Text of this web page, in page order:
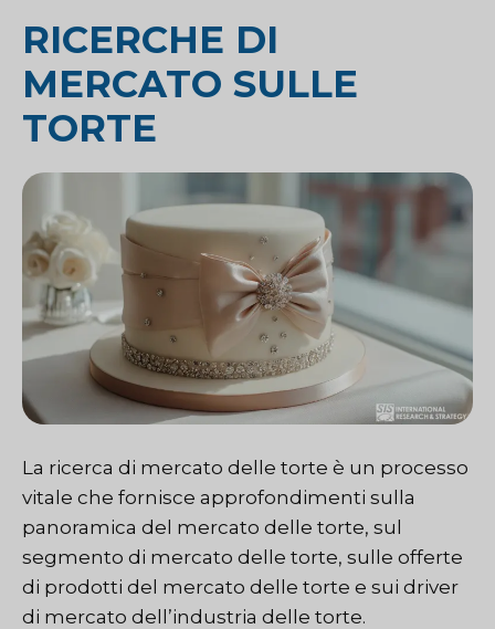
RICERCHE DI
MERCATO SULLE
TORTE
La ricerca di mercato delle torte è un processo
vitale che fornisce approfondimenti sulla
panoramica del mercato delle torte, sul
segmento di mercato delle torte, sulle offerte
di prodotti del mercato delle torte e sui driver
di mercato dell’industria delle torte.